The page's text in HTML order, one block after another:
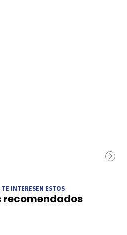
TE INTERESEN ESTOS
recomendados